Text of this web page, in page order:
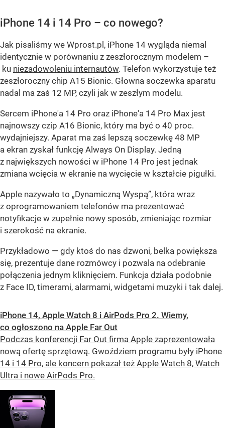
iPhone 14 i 14 Pro – co nowego?
Jak pisaliśmy we Wprost.pl, iPhone 14 wygląda niemal
identycznie w porównaniu z zeszłorocznym modelem –
ku niezadowoleniu internautów. Telefon wykorzystuje też
zeszłoroczny chip A15 Bionic. Głowna soczewka aparatu
nadal ma zaś 12 MP, czyli jak w zeszłym modelu.
Sercem iPhone'a 14 Pro oraz iPhone'a 14 Pro Max jest
najnowszy czip A16 Bionic, który ma być o 40 proc.
wydajniejszy. Aparat ma zaś lepszą soczewkę 48 MP
a ekran zyskał funkcję Always On Display. Jedną
z największych nowości w iPhone 14 Pro jest jednak
zmiana wcięcia w ekranie na wycięcie w kształcie pigułki.
Apple nazywało to „Dynamiczną Wyspą”, która wraz
z oprogramowaniem telefonów ma prezentować
notyfikacje w zupełnie nowy sposób, zmieniając rozmiar
i szerokość na ekranie.
Przykładowo — gdy ktoś do nas dzwoni, belka powiększa
się, prezentuje dane rozmówcy i pozwala na odebranie
połączenia jednym kliknięciem. Funkcja działa podobnie
z Face ID, timerami, alarmami, widgetami muzyki i tak dalej.
iPhone 14, Apple Watch 8 i AirPods Pro 2. Wiemy,
co ogłoszono na Apple Far Out
Podczas konferencji Far Out firma Apple zaprezentowała
nową ofertę sprzętową. Gwoździem programu były iPhone
14 i 14 Pro, ale koncern pokazał też Apple Watch 8, Watch
Ultra i nowe AirPods Pro.